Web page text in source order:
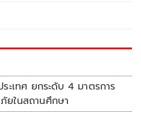
ะเทศ ยกระดับ 4 มาตรการ
ยในสถานศึกษา